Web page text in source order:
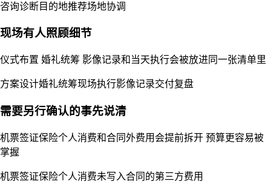
咨询诊断目的地推荐场地协调
现场有人照顾细节
仪式布置 婚礼统筹 影像记录和当天执行会被放进同一张清单里
方案设计婚礼统筹现场执行影像记录交付复盘
需要另行确认的事先说清
机票签证保险个人消费和合同外费用会提前拆开 预算更容易被
掌握
机票签证保险个人消费未写入合同的第三方费用